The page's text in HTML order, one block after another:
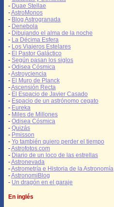
- Duae Stellae
-AstroMonos
- Blog Astrogranada
- Denebola
- Dibujando el alma de la noche
- La Décima Esfera
- Los Viajeros Estelares
- El Pastor Galáctico
- Según pasan los siglos
- Odisea Cósmica
-Astroyciencia
- El Muro de Planck
-Ascensión Recta
- El Espacio de Javier Casado
- Espacio de un astrónomo cegato
- Eureka
- Miles de Millones
- Odisea Cósmica
- Quizás
- Pmisson
- Yo también quiero perder el tiempo
-Astrofotos.com
- Diario de un loco de las estrellas
-Astronevada
-Astrometría e Historia de la Astronomía
-AstronomiBlog
- Un dragón en el garaje
En inglés